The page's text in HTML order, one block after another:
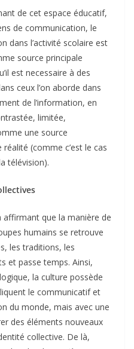
de cet espace éducatif,
de communication, le
dans l’activité scolaire est
source principale
est necessaire à des
ceux l’on aborde dans
de l’information, en
limitée,
une source
(comme c’est le cas
télévision).
que la manière de
humains se retrouve
les traditions, les
et passe temps. Ainsi,
la culture possède
le communicatif et
du monde, mais avec une
des éléments nouveaux
collective. De là,